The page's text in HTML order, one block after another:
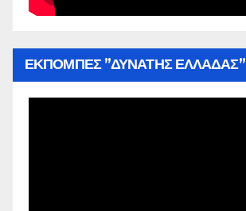
ΕΚΠΟΜΠΕΣ ”ΔΥΝΑΤΗΣ ΕΛΛΑΔΑΣ”